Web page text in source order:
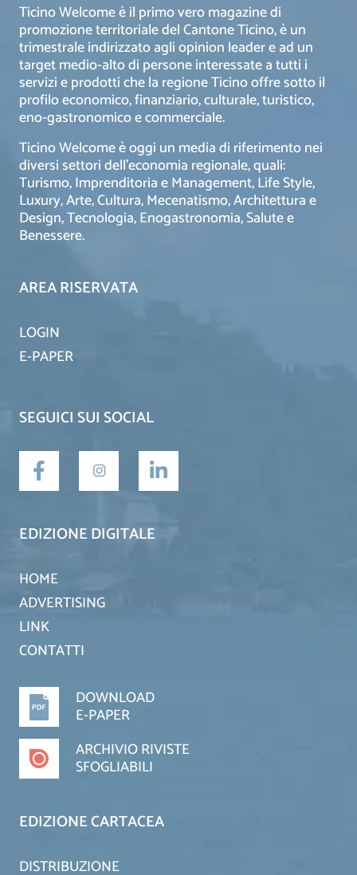
Ticino Welcome è il primo vero magazine di
promozione territoriale del Cantone Ticino, è un
trimestrale indirizzato agli opinion leader e ad un
target medio-alto di persone interessate a tutti i
servizi e prodotti che la regione Ticino offre sotto il
profilo economico, finanziario, culturale, turistico,
eno-gastronomico e commerciale.
Ticino Welcome è oggi un media di riferimento nei
diversi settori dell’economia regionale, quali:
Turismo, Imprenditoria e Management, Life Style,
Luxury, Arte, Cultura, Mecenatismo, Architettura e
Design, Tecnologia, Enogastronomia, Salute e
Benessere.
AREA RISERVATA
LOGIN
E-PAPER
SEGUICI SUI SOCIAL
EDIZIONE DIGITALE
HOME
ADVERTISING
LINK
CONTATTI
DOWNLOAD
E-PAPER
ARCHIVIO RIVISTE
SFOGLIABILI
EDIZIONE CARTACEA
DISTRIBUZIONE